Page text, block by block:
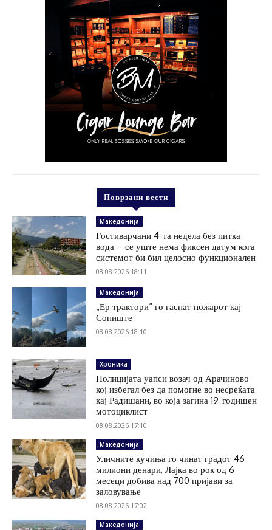
Поврзани вести
Македонија
Гостиварчани 4-та недела без питка
вода – се уште нема фиксен датум кога
системот би бил целосно функционален
08.08.2026 18:11
Македонија
„Ер трактори“ го гаснат пожарот кај
Сопиште
08.08.2026 18:10
Хроника
Полицијата уапси возач од Арачиново
кој избегал без да помогне во несреќата
кај Радишани, во која загина 19-годишен
мотоциклист
08.08.2026 17:10
Македонија
Уличните кучиња го чинат градот 46
милиони денари, Лајка во рок од 6
месеци добива над 700 пријави за
заловување
08.08.2026 17:02
Македонија